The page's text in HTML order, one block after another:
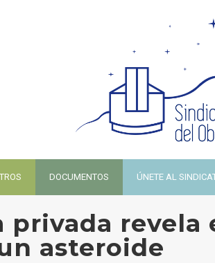
DOCUMENTOS ÚNETE AL
privada
asteroide